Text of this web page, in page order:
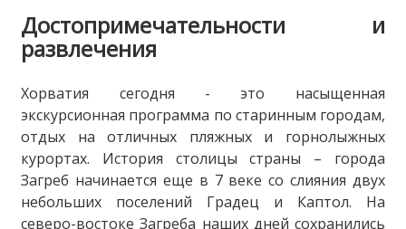
Достопримечательности и
развлечения
Хорватия сегодня - это насыщенная
экскурсионная программа по старинным городам,
отдых на отличных пляжных и горнолыжных
курортах. История столицы страны – города
Загреб начинается еще в 7 веке со слияния двух
небольших поселений Градец и Каптол. На
северо-востоке Загреба наших дней сохранились